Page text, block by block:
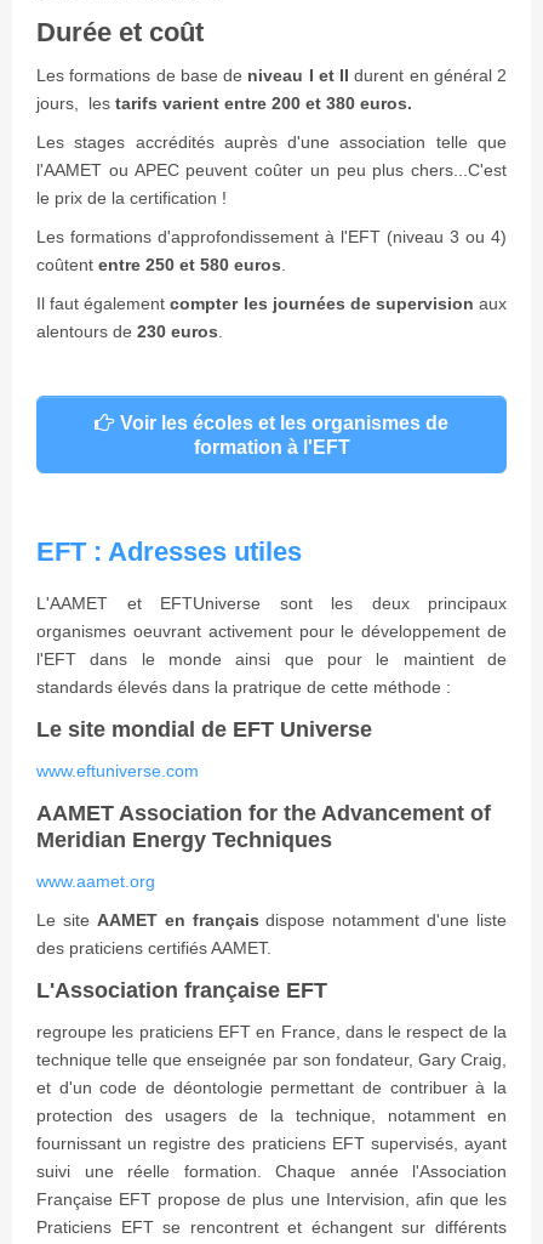
Durée et coût
Les formations de base de niveau I et IIdurent en général 2
jours, les tarifs varient entre 200 et 380 euros.
Les stages accrédités auprès d'une association telle que
l'AAMET ou APEC peuvent coûter un peu plus chers...C'est
le prix de la certification !
Les formations d'approfondissement à l'EFT (niveau 3 ou 4)
coûtent entre 250 et 580 euros
Il faut égalementcompter les journées de supervision aux
alentours de 230 euros
Voir les écoles et les organismes de
formation à l'EFT
EFT : Adresses utiles
L'AAMET et EFTUniverse sont les deux principaux
organismes oeuvrant activement pour le développement de
l'EFT dans le monde ainsi que pour le maintient de
standards élevés dans la pratrique de cette méthode :
Le site mondial de EFT Universe
www.eftuniverse.com
AAMET Association for the Advancement of
Meridian Energy Techniques
www.aamet.org
Le site AAMET en français dispose notamment d'une liste
des praticiens certifiés AAMET.
L'Association française EFT
regroupe les praticiens EFT en France, dans le respect de la
technique telle que enseignée par son fondateur, Gary Craig,
et d'un code de déontologie permettant de contribuer à la
protection des usagers de la technique, notamment en
fournissant un registre des praticiens EFT supervisés, ayant
suivi une réelle formation. Chaque année l'Association
Française EFT propose de plus une Intervision, afin que les
Praticiens EFT se rencontrent et échangent sur différents